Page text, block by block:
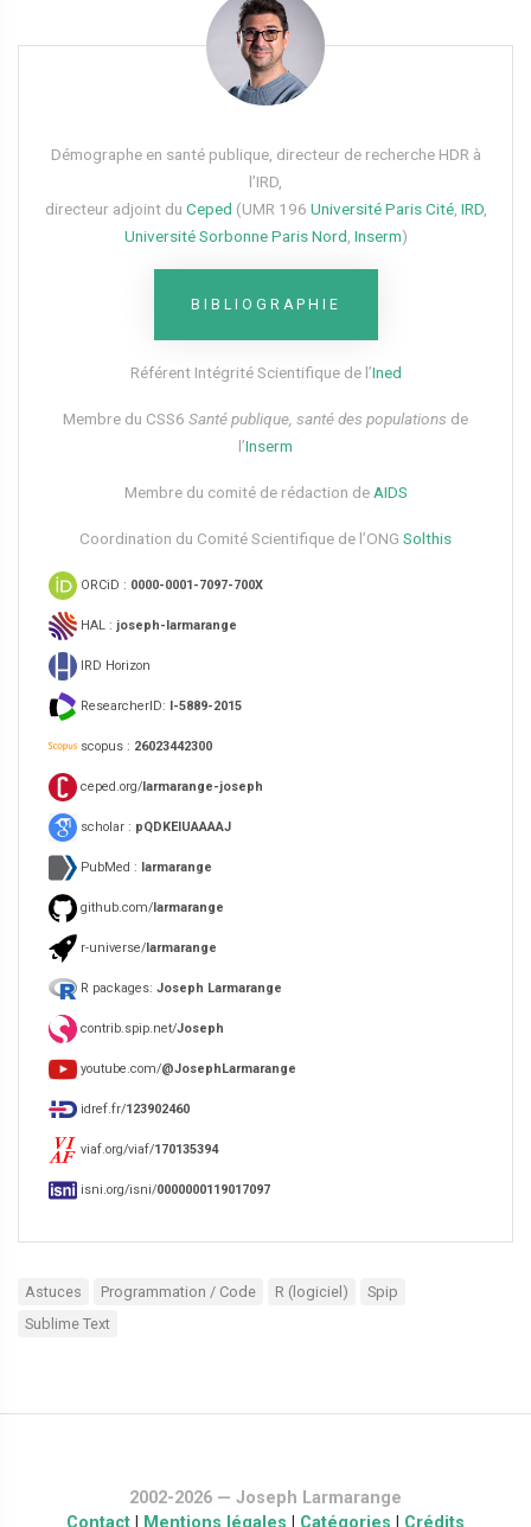
Démographe en santé publique, directeur de recherche HDR à
l’IRD,
directeur adjoint du Ceped (UMR 196 Université Paris Cité, IRD,
Université Sorbonne Paris Nord Inserm)
BIBLIOGRAPHIE
Référent Intégrité Scientifique de l’Ined
Membre du CSS6​ Santé publique, santé des populations de
l’Inserm
Membre du comité de rédaction de AIDS
Coordination du Comité Scientifique de l’ONG Solthis
ORCiD : 0000-0001-7097-700X
HAL : joseph-larmarange
IRD Horizon
ResearcherID: I-5889-2015
scopus : 26023442300
ceped.org/larmarange-joseph
scholar : pQDKEIUAAAAJ
PubMed : larmarange
github.com/larmarange
r-universe/larmarange
R packages: Joseph Larmarange
contrib.spip.net/Joseph
youtube.com/@JosephLarmarange
idref.fr/123902460
viaf.org/viaf/170135394
isni.org/isni/0000000119017097
Astuces Programmation / Code R (logiciel)
Spip
Sublime Text
2002-2026 — Joseph Larmarange
Contact
Mentions légales Catégories Crédits